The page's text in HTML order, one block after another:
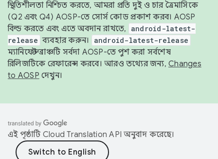
স্থিতিশীলতা নিশ্চিত করতে, আমরা প্রতি দুই ও চার ত্রৈমাসিকে
(Q2 এবং Q4) AOSP-তে সোর্স কোড প্রকাশ করব। AOSP
বিল্ড করতে এবং এতে অবদান রাখতে,
android-latest-
release ব্যবহার করুন। android-latest-release
ম্যানিফেস্ট ব্রাঞ্চটি সর্বদা AOSP-তে পুশ করা সর্বশেষ
রিলিজটিকে রেফারেন্স করবে। আরও তথ্যের জন্য, Changes
to AOSP দেখুন।
এই পৃষ্ঠাটি Cloud Translation API অনুবাদ করেছে।